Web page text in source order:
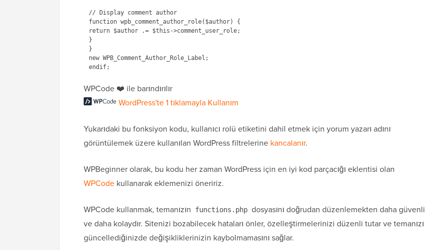
// Display comment author
function wpb_comment_author_role($author) {
return $author .= $this->comment_user_role;
}
}
new WPB_Comment_Author_Role_Label;
WPCode ❤️ ile barındırılır
WordPress'te 1 tıklamayla Kullanım
Yukarıdaki bu fonksiyon kodu, kullanıcı rolü etiketini dahil etmek için yorum yazarı adını
görüntülemek üzere kullanılan WordPress filtrelerine kancalanır.
WPBeginner olarak, bu kodu her zaman WordPress için en iyi kod parçacığı eklentisi olan
WPCode kullanarak eklemenizi öneririz.
WPCode kullanmak, temanızın functions.php dosyasını doğrudan düzenlemekten daha güvenli
ve daha kolaydır. Sitenizi bozabilecek hataları önler, özelleştirmelerinizi düzenli tutar ve temanızı
güncellediğinizde değişikliklerinizin kaybolmamasını sağlar.